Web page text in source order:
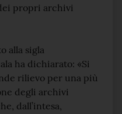
propri archivi
alla sigla
ha dichiarato: «Si
rilievo per una più
degli archivi
dall’intesa,